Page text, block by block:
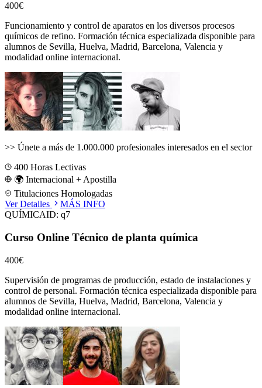
400€
Funcionamiento y control de aparatos en los diversos procesos
químicos de refino. Formación técnica especializada disponible para
alumnos de Sevilla, Huelva, Madrid, Barcelona, Valencia y
modalidad online internacional.
>> Únete a más de 1.000.000 profesionales interesados en el sector
400 Horas Lectivas
🌍 Internacional + Apostilla
Titulaciones Homologadas
Ver Detalles
MÁS INFO
QUÍMICAID: q7
Curso Online Técnico de planta química
400€
Supervisión de programas de producción, estado de instalaciones y
control de personal. Formación técnica especializada disponible para
alumnos de Sevilla, Huelva, Madrid, Barcelona, Valencia y
modalidad online internacional.